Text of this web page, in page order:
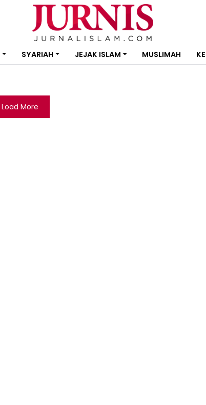
SYARIAH JEJAK ISLAM MUSLIMAH
Load More